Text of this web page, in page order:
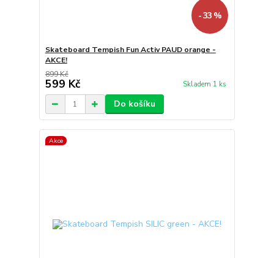
- 33 %
Skateboard Tempish Fun Activ PAUD orange -
AKCE!
899 Kč
599 Kč Skladem 1 ks
Do košíku
Akce